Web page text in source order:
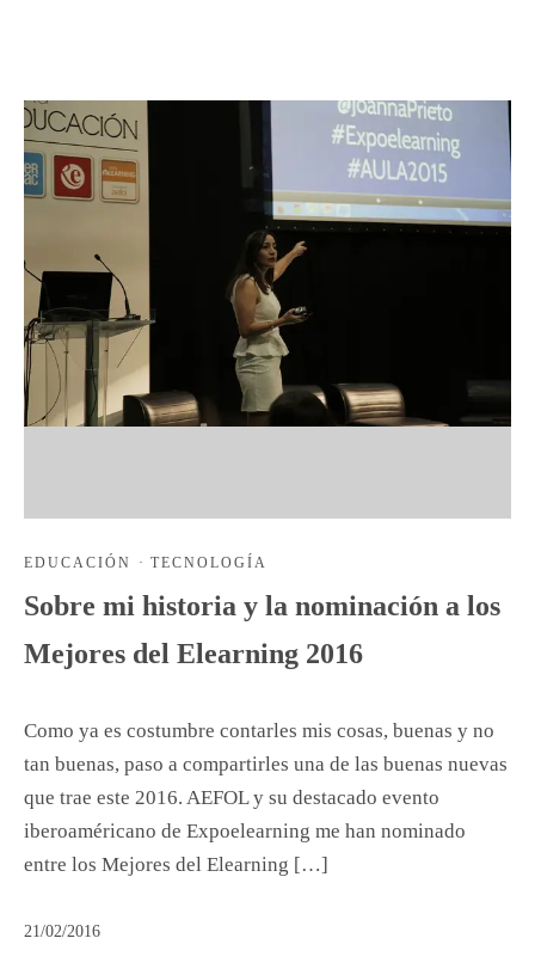
EDUCACIÓN · TECNOLOGÍA
Sobre mi historia y la nominación a los
Mejores del Elearning 2016
Como ya es costumbre contarles mis cosas, buenas y no
tan buenas, paso a compartirles una de las buenas nuevas
que trae este 2016. AEFOL y su destacado evento
iberoaméricano de Expoelearning me han nominado
entre los Mejores del Elearning […]
21/02/2016